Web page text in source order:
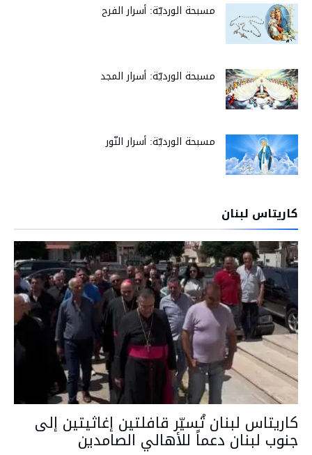
مسبحة الورديّة: أسرار الفرح
مسبحة الورديّة: أسرار المجد
مسبحة الورديّة: أسرار النّور
كاريتاس لبنان
كاريتاس لبنان تُسيّر قافلتين إغاثيتين إلى
جنوب لبنان دعماً للأهالي الصامدين